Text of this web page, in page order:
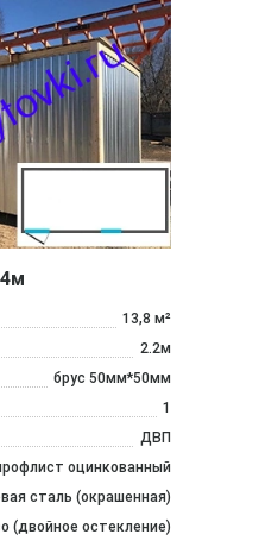
13,8 м²
2.2м
брус 50мм*50мм
1
ДВП
оцинкованный
сталь (окрашенная)
(двойное остекление)